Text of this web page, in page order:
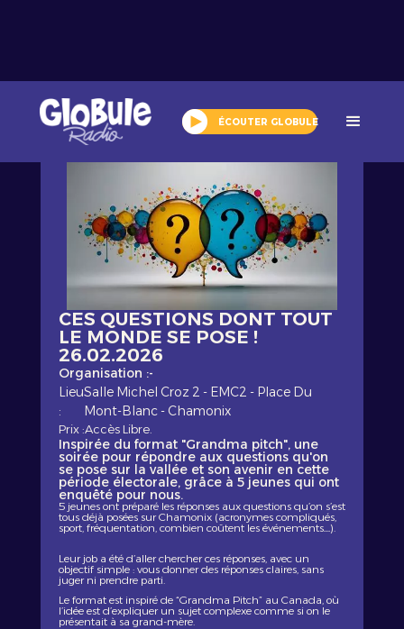
ÉCOUTER GLOBULE
Tout l'agenda
CES QUESTIONS DONT TOUT
LE MONDE SE POSE !
26.02.2026
Organisation :-
Lieu
:
Salle Michel Croz 2 - EMC2 - Place Du
Mont-Blanc - Chamonix
Prix :Accès Libre.
Inspirée du format "Grandma pitch", une
soirée pour répondre aux questions qu'on
se pose sur la vallée et son avenir en cette
période électorale, grâce à 5 jeunes qui ont
enquêté pour nous.
5 jeunes ont préparé les réponses aux questions qu’on s’est
tous déjà posées sur Chamonix (acronymes compliqués,
sport, fréquentation, combien coûtent les événements…).
Leur job a été d’aller chercher ces réponses, avec un
objectif simple : vous donner des réponses claires, sans
juger ni prendre parti.
Le format est inspiré de “Grandma Pitch” au Canada, où
l’idée est d’expliquer un sujet complexe comme si on le
présentait à sa grand-mère.